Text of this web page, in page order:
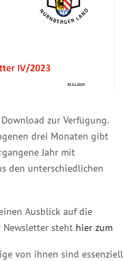
zur Verfügung.
drei Monaten gibt
Jahr mit
den unterschiedlichen
Ausblick auf die
Newsletter steht hier zum
von ihnen sind essenziell